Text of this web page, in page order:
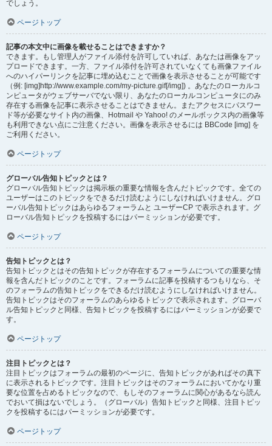
でしょう。
ページトップ
記事の本文中に画像を載せることはできますか？
できます。もし管理人がファイル添付を許可していれば、あなたは画像をアッ
プロードできます。一方、ファイル添付を許可されていなくても画像ファイル
へのハイパーリンクを記事に埋め込むことで画像を表示させることが可能です
（例: [img]http://www.example.com/my-picture.gif[/img]) 。あなたのローカルコ
ンピュータがウェブサーバでない限り、あなたのローカルコンピュータにのみ
存在する画像を記事に表示させることはできません。またアクセスにパスワー
ド等が必要なサイト内の画像、Hotmail や Yahoo! のメールボックス内の画像等
も利用できない点にご注意ください。画像を表示させるには BBCode [img] を
ご利用ください。
ページトップ
グローバル告知トピックとは？
グローバル告知トピックは掲示板の重要な情報を含んだトピックです。全ての
ユーザーはこのトピックをできるだけ読むようにしなければいけません。グロ
ーバル告知トピックはあらゆるフォーラムと ユーザーCP で表示されます。グ
ローバル告知トピックを投稿するにはパーミッションが必要です。
ページトップ
告知トピックとは？
告知トピックとはその告知トピックが存在するフォーラムについての重要な情
報を含んだトピックのことです。フォーラムに記事を投稿するつもりなら、そ
のフォーラムの告知トピックをできるだけ読むようにしなければいけません。
告知トピックはそのフォーラムのあらゆるトピックで表示されます。グローバ
ル告知トピックと同様、告知トピックを投稿するにはパーミッションが必要で
す。
ページトップ
注目トピックとは？
注目トピックはフォーラムの最初のページに、告知トピックがあればその真下
に表示されるトピックです。注目トピックはそのフォーラムにおいてかなり重
要な位置を占めるトピックなので、もしそのフォーラムに関心があるなら読ん
でおいて損はないでしょう。（グローバル）告知トピックと同様、注目トピッ
クを投稿するにはパーミッションが必要です。
ページトップ